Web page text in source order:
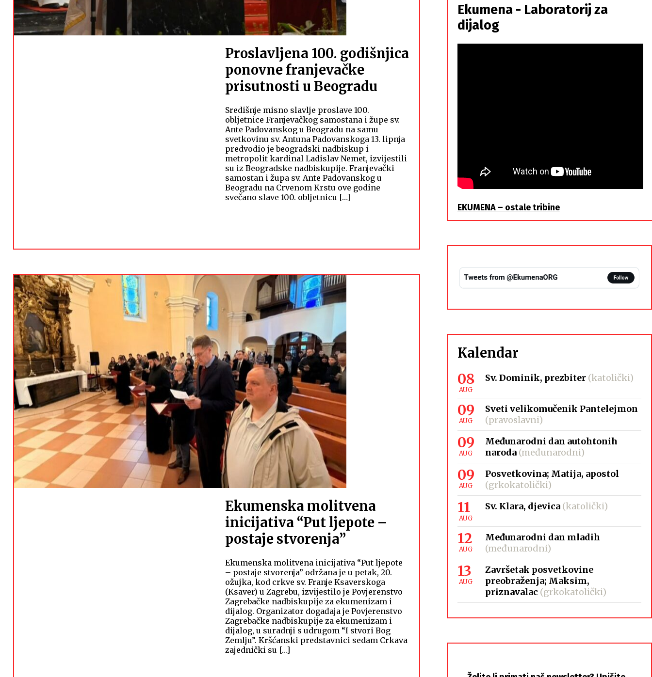
Proslavljena 100. godišnjica
ponovne franjevačke
prisutnosti u Beogradu
Središnje misno slavlje proslave 100.
obljetnice Franjevačkog samostana i župe sv.
Ante Padovanskog u Beogradu na samu
svetkovinu sv. Antuna Padovanskoga 13. lipnja
predvodio je beogradski nadbiskup i
metropolit kardinal Ladislav Nemet, izvijestili
su iz Beogradske nadbiskupije. Franjevački
samostan i župa sv. Ante Padovanskog u
Beogradu na Crvenom Krstu ove godine
svečano slave 100. obljetnicu […]
Ekumenska molitvena
inicijativa “Put ljepote –
postaje stvorenja”
Ekumenska molitvena inicijativa “Put ljepote
– postaje stvorenja” održana je u petak, 20.
ožujka, kod crkve sv. Franje Ksaverskoga
(Ksaver) u Zagrebu, izvijestilo je Povjerenstvo
Zagrebačke nadbiskupije za ekumenizam i
dijalog. Organizator događaja je Povjerenstvo
Zagrebačke nadbiskupije za ekumenizam i
dijalog, u suradnji s udrugom “I stvori Bog
Zemlju”. Kršćanski predstavnici sedam Crkava
zajednički su […]
braća
Ekumena - Laboratorij za
dijalog
EKUMENA – ostale tribine
Kalendar
08
AUG
Sv. Dominik, prezbiter (katolički)
09
AUG
Sveti velikomučenik Pantelejmon
(pravoslavni)
09
AUG
Međunarodni dan autohtonih
naroda (međunarodni)
09
AUG
Posvetkovina; Matija, apostol
(grkokatolički)
11
AUG
Sv. Klara, djevica (katolički)
12
AUG
Međunarodni dan mladih
(međunarodni)
13
AUG
Završetak posvetkovine
preobraženja; Maksim,
priznavalac (grkokatolički)